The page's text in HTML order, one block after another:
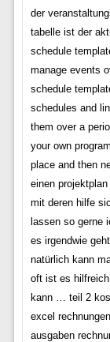
der
tabelle ist der
schedule
manage events
schedule
schedules and
them over a
your own
place and then
einen
mit deren hilfe
lassen so gerne
es irgendwie
natürlich kann
oft ist es
kann … teil 2
excel
ausgaben